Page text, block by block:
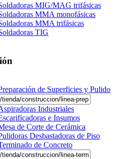
MIG/MAG trifásicas
MMA monofásicas
MMA trifásicas
TIG
de Superficies y Pulido
Industriales
e Insumos
de Corte de Cerámica
Desbastadoras de Piso
de Concreto